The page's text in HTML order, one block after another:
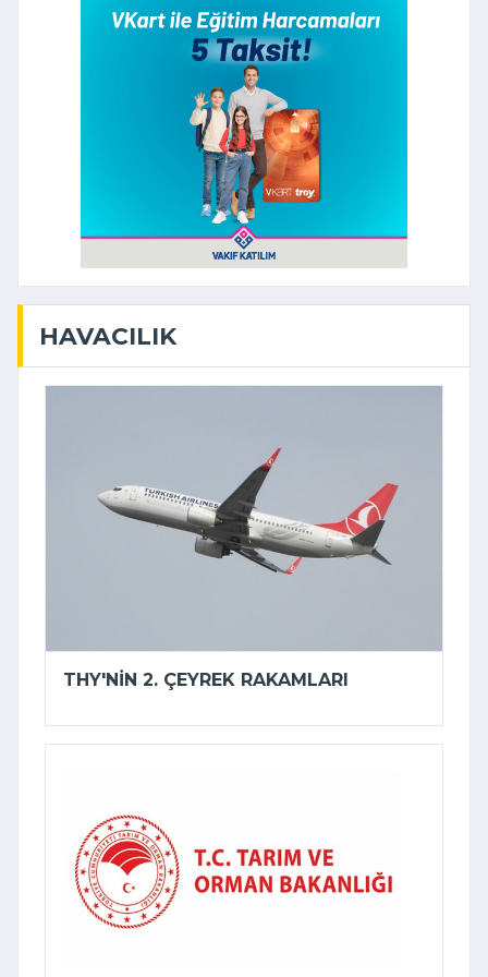
HAVACILIK
THY'NIN 2. ÇEYREK RAKAMLARI